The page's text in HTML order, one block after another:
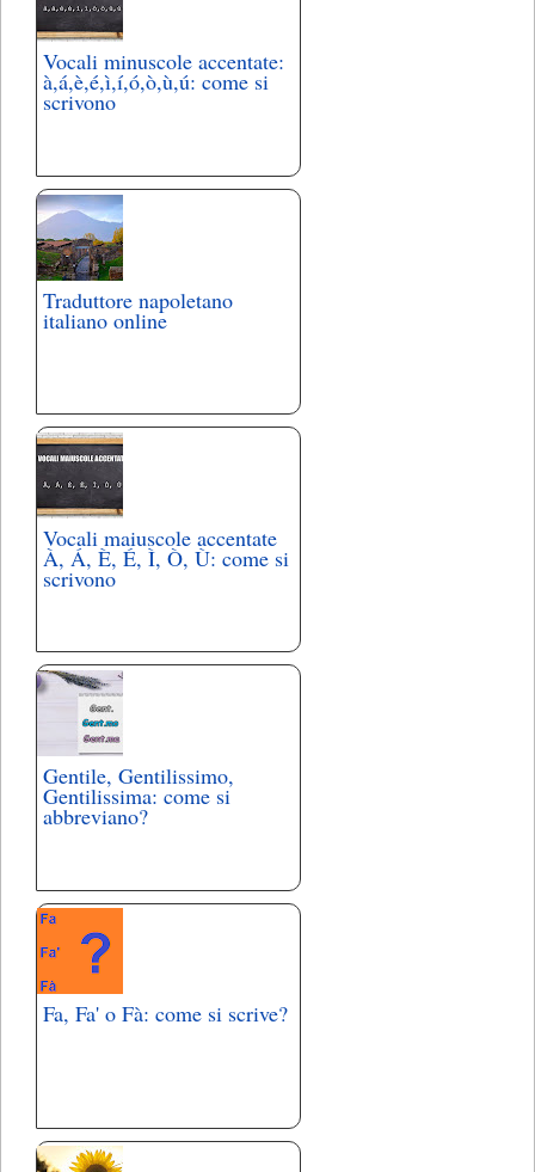
Vocali minuscole accentate:
à,á,è,é,ì,í,ó,ò,ù,ú: come si
scrivono
Traduttore napoletano
italiano online
Vocali maiuscole accentate
À, Á, È, É, Ì, Ò, Ù: come si
scrivono
Gentile, Gentilissimo,
Gentilissima: come si
abbreviano?
Fa, Fa' o Fà: come si scrive?